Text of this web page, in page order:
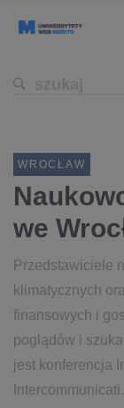
WROCŁAW
we
Przedstawiciele
klimatycznych
finansowych i
poglądów i
jest konferencja